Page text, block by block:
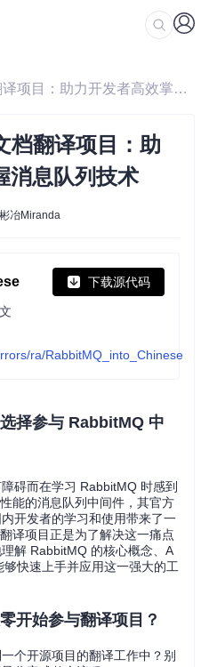
/ RabbitMQ 中文文档翻译项目：助力开发者高效掌握消息队列技术
档翻译项目：助
消息队列技术
冶Miranda
下载源代码
ra/RabbitMQ_into_Chinese
择参与 RabbitMQ 中
碍而在学习 RabbitMQ 时感到
能的消息队列中间件，其官方
开发者的学习和使用带来了一
译项目正是为了解决这一痛点
解 RabbitMQ 的核心概念、A
快速上手并应用这一强大的工
开始参与翻译项目？
个开源项目的翻译工作中？别